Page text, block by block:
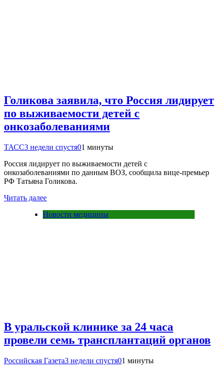
Голикова заявила, что Россия лидирует
по выживаемости детей с
онкозаболеваниями
ТАСС3 недели спустя01 минуты
Россия лидирует по выживаемости детей с
онкозаболеваниями по данным ВОЗ, сообщила вице-премьер
РФ Татьяна Голикова.
Читать далее
Новости медицины
В уральской клинике за 24 часа
провели семь трансплантаций органов
Российская Газета3 недели спустя01 минуты